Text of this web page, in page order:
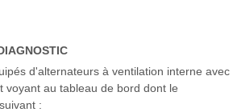
d'alternateurs à ventilation interne avec
voyant au tableau de bord dont le
: